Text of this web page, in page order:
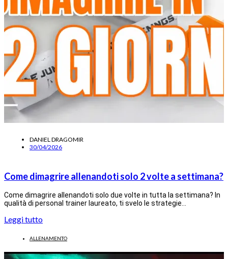
DANIEL DRAGOMIR
30/04/2026
Come dimagrire allenandoti solo 2 volte a settimana?
Come dimagrire allenandoti solo due volte in tutta la settimana? In
qualità di personal trainer laureato, ti svelo le strategie…
Leggi tutto
ALLENAMENTO